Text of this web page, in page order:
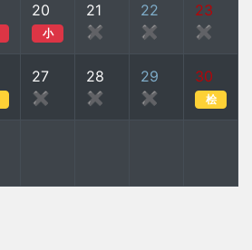
20
小
21
✖
22
✖
23
✖
27
✖
28
✖
29
✖
30
桧